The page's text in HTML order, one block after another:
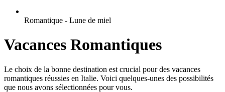
Romantique - Lune de miel
Vacances Romantiques
Le choix de la bonne destination est crucial pour des vacances
romantiques réussies en Italie. Voici quelques-unes des possibilités
que nous avons sélectionnées pour vous.